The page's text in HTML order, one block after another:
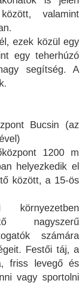
valamint
ezek közül egy
egy teherhúzó
segítség. A
Bucsin (az
1200 m
helyezkedik el
között, a 15-ös
nagyszerű
számára
Festői táj, a
friss levegő és
vagy sportolni